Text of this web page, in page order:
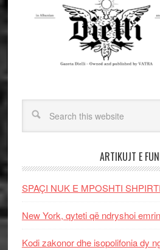
ARTIKUJT E
SPAÇI NUK E MPOSHTI
New York, qyteti që ndryshoi
Kodi zakonor dhe isopolifonia dy